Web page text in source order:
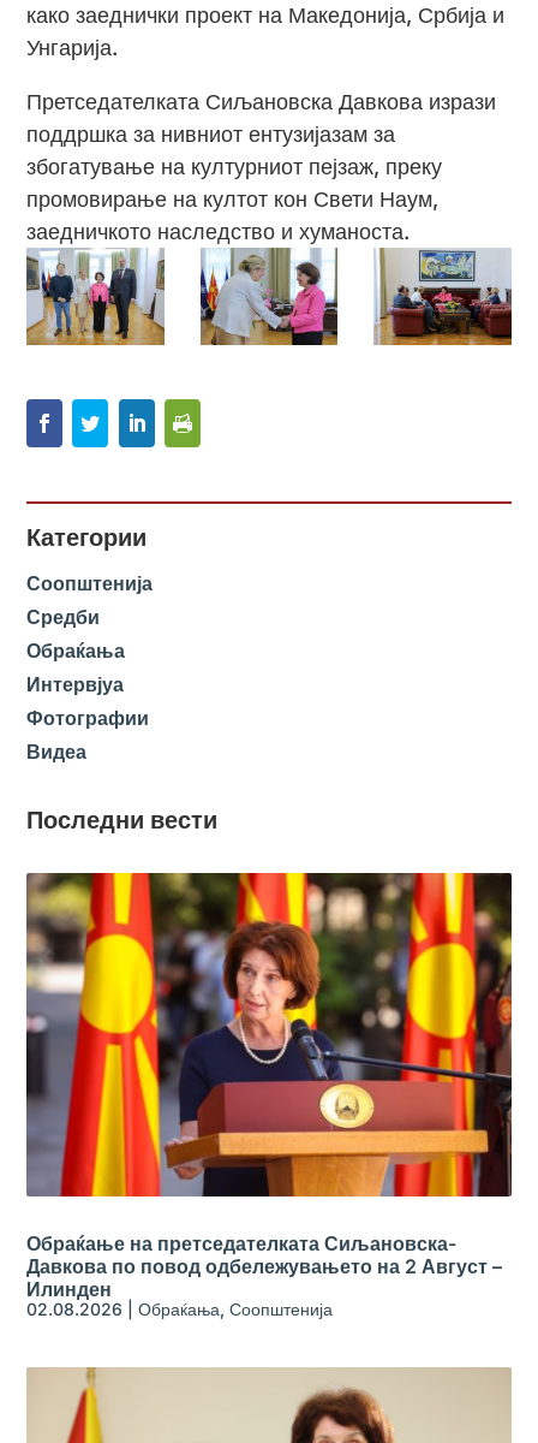
како заеднички проект на Македонија, Србија и
Унгарија.
Претседателката Сиљановска Давкова изрази
поддршка за нивниот ентузијазам за
збогатување на културниот пејзаж, преку
промовирање на култот кон Свети Наум,
заедничкото наследство и хуманоста.
Категории
Соопштенија
Средби
Обраќања
Интервјуа
Фотографии
Видеа
Последни вести
Обраќање на претседателката Сиљановска-
Давкова по повод одбележувањето на 2 Август –
Илинден
02.08.2026 |Обраќања,Соопштенија